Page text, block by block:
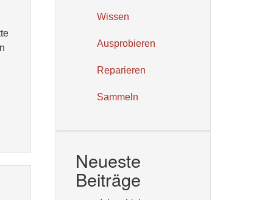
Wissen
Ausprobieren
Reparieren
Sammeln
Neueste
Beiträge